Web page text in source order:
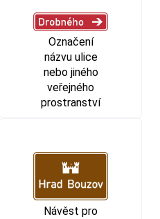
Označení
názvu ulice
nebo jiného
veřejného
prostranství
Návěst pro